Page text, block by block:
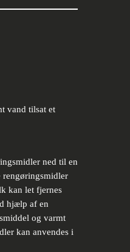
vand tilsat et
ned til en
kan let fjernes
hjælp af en
og varmt
kan anvendes i